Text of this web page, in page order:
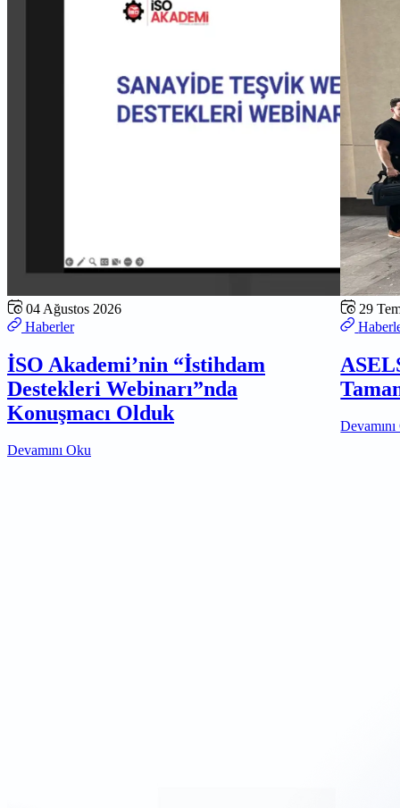
04 Ağustos 2026
Haberler
İSO Akademi’nin “İstihdam
Destekleri Webinarı”nda
Konuşmacı Olduk
Devamını Oku
29